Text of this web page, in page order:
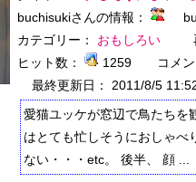
buchisukiさんの情報：
カテゴリー：
おもしろい
ヒット数：
1259 コメ
最終更新日：
2011/8/5
愛猫ユッケが窓辺で鳥たちを
はとても忙しそうにおしゃべ
ない・・・etc。 後半、 顔 ...